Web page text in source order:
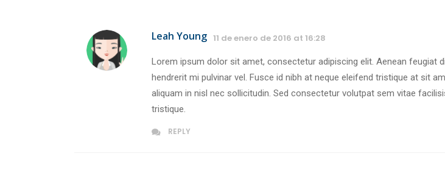
Leah Young 11 de enero de 2016 at 16:28
Lorem ipsum dolor sit amet, consectetur adipiscing elit. Aenean feugiat
hendrerit mi pulvinar vel. Fusce id nibh at neque eleifend tristique at sit
aliquam in nisl nec sollicitudin. Sed consectetur volutpat sem vitae
tristique.
REPLY